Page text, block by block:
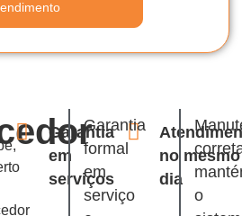
Garantia
em
serviços
no mesmo
dia
Garantia
formal
em
serviço
o